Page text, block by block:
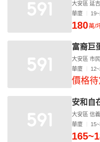
大安區 延
華廈
180萬/
富裔巨
大安區 市
華廈
價格待
安和自
大安區 信
華廈